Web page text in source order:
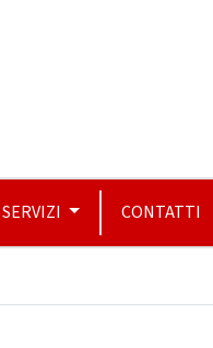
SERVIZI CONTATTI